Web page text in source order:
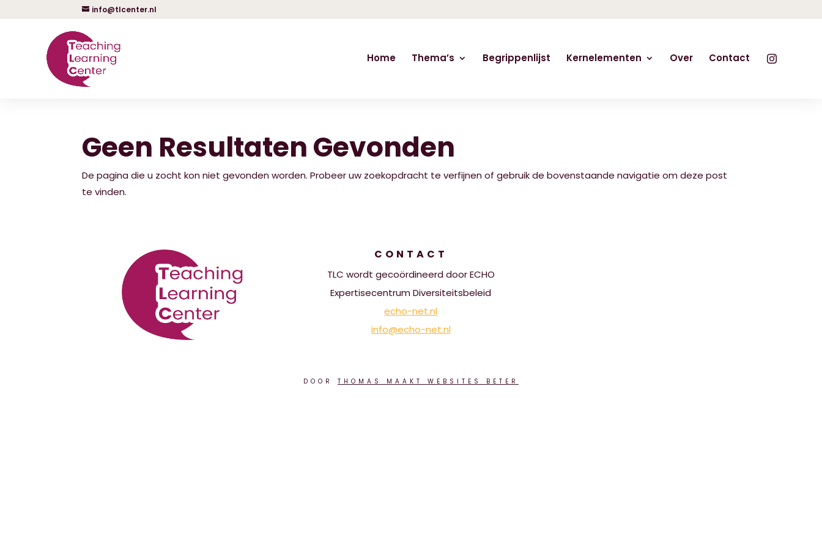
info@tlcenter.nl
Home Thema’s Begrippenlijst Kernelementen Over Contact
Geen Resultaten Gevonden
De pagina die u zocht kon niet gevonden worden. Probeer uw zoekopdracht te verfijnen of gebruik de bovenstaande navigatie om deze post
te vinden.
CONTACT
TLC wordt gecoördineerd door ECHO
Expertisecentrum Diversiteitsbeleid
echo-net.nl
info@echo-net.nl
DOOR THOMAS MAAKT WEBSITES BETER